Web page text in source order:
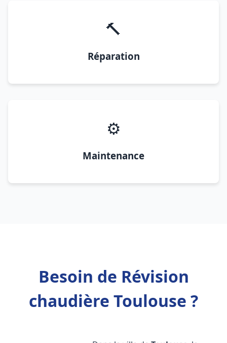
🔨
Réparation
⚙️
Maintenance
Besoin de Révision
chaudière Toulouse ?